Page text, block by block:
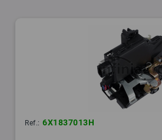
Ref.: 6X1837013H